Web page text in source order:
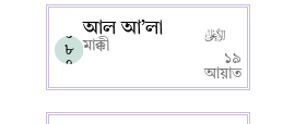
০
৮
৭
আল আ’লা
মাক্কী
১৯
আয়াত